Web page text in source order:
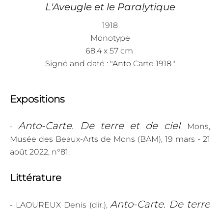
L'Aveugle et le Paralytique
1918
Monotype
68.4 x 57 cm
Signé and daté : "Anto Carte 1918."
Expositions
-Anto-Carte. De terre et de ciel, Mons,
Musée des Beaux-Arts de Mons (BAM), 19 mars - 21
août 2022, n°81.
Littérature
- LAOUREUX Denis (dir.),Anto-Carte. De terre